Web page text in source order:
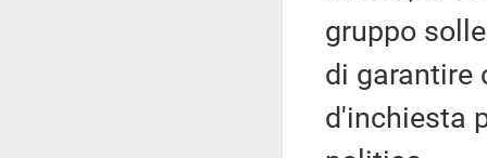
gruppo
di garantire
d'inchiesta